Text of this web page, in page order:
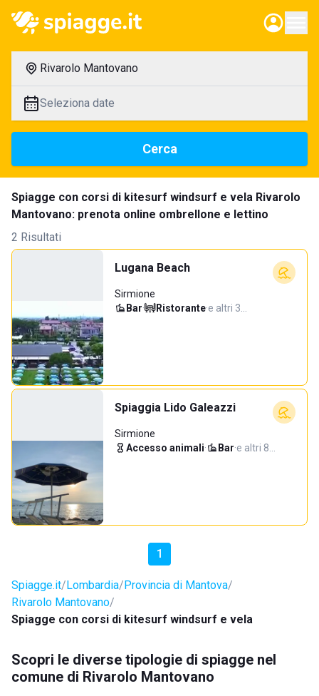
Rivarolo Mantovano
Seleziona date
Cerca
Spiagge con corsi di kitesurf windsurf e vela Rivarolo
Mantovano: prenota online ombrellone e lettino
2 Risultati
Lugana Beach
Sirmione
Bar· Ristorante·e altri 3…
Spiaggia Lido Galeazzi
Sirmione
Accesso animali· Bar·e altri 8…
1
Spiagge.it Lombardia Provincia di Mantova
Rivarolo Mantovano
Spiagge con corsi di kitesurf windsurf e vela
Scopri le diverse tipologie di spiagge nel
comune di Rivarolo Mantovano